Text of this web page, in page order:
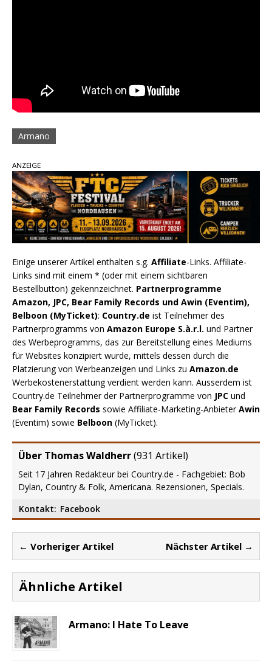
Armano
ANZEIGE
Einige unserer Artikel enthalten s.g. Affiliate-Links. Affiliate-
Links sind mit einem * (oder mit einem sichtbaren
Bestellbutton) gekennzeichnet. Partnerprogramme
Amazon, JPC, Bear Family Records und Awin (Eventim),
Belboon (MyTicket): Country.de ist Teilnehmer des
Partnerprogramms von Amazon Europe S.à.r.l. und Partner
des Werbeprogramms, das zur Bereitstellung eines Mediums
für Websites konzipiert wurde, mittels dessen durch die
Platzierung von Werbeanzeigen und Links zu Amazon.de
Werbekostenerstattung verdient werden kann. Ausserdem ist
Country.de Teilnehmer der Partnerprogramme von JPC und
Bear Family Records sowie Affiliate-Marketing-AnbieterAwin
(Eventim) sowie Belboon (MyTicket).
Über Thomas Waldherr(931 Artikel)
Seit 17 Jahren Redakteur bei Country.de - Fachgebiet: Bob
Dylan, Country & Folk, Americana. Rezensionen, Specials.
Kontakt: Facebook
← Vorheriger Artikel Nächster Artikel →
Ähnliche Artikel
Armano: I Hate To Leave